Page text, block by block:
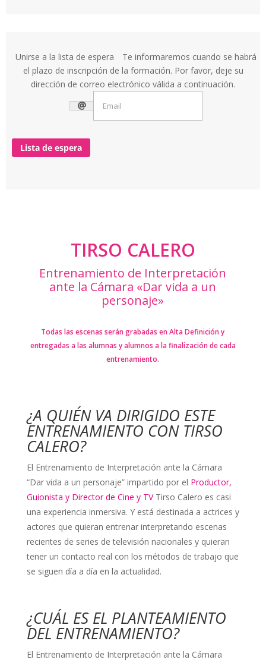
Unirse a la lista de espera
Te informaremos cuando se habrá
el plazo de inscripción de la formación. Por favor, deje su
dirección de correo electrónico válida a continuación.
Lista de espera
TIRSO CALERO
Entrenamiento de Interpretación
ante la Cámara «Dar vida a un
personaje»
Todas las escenas serán grabadas en Alta Definición y
entregadas a las alumnas y alumnos a la finalización de cada
entrenamiento.
¿A QUIÉN VA DIRIGIDO ESTE
ENTRENAMIENTO CON TIRSO
CALERO?
El Entrenamiento de Interpretación ante la Cámara
“Dar vida a un personaje” impartido por el Productor,
Guionista y Director de Cine y TVTirso Calero es casi
una experiencia inmersiva. Y está destinada a actrices y
actores que quieran entrenar interpretando escenas
recientes de series de televisión nacionales y quieran
tener un contacto real con los métodos de trabajo que
se siguen día a día en la actualidad.
¿CUÁL ES EL PLANTEAMIENTO
DEL ENTRENAMIENTO?
El Entrenamiento de Interpretación ante la Cámara